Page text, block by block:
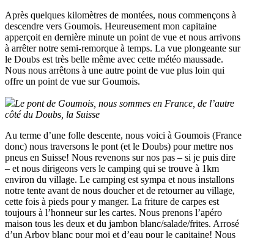
Après quelques kilomètres de montées, nous commençons à
descendre vers Goumois. Heureusement mon capitaine
apperçoit en dernière minute un point de vue et nous arrivons
à arrêter notre semi-remorque à temps. La vue plongeante sur
le Doubs est très belle même avec cette météo maussade.
Nous nous arrêtons à une autre point de vue plus loin qui
offre un point de vue sur Goumois.
Le pont de Goumois, nous sommes en France, de l’autre
côté du Doubs, la Suisse
Au terme d’une folle descente, nous voici à Goumois (France
donc) nous traversons le pont (et le Doubs) pour mettre nos
pneus en Suisse! Nous revenons sur nos pas – si je puis dire
– et nous dirigeons vers le camping qui se trouve à 1km
environ du village. Le camping est sympa et nous installons
notre tente avant de nous doucher et de retourner au village,
cette fois à pieds pour y manger. La friture de carpes est
toujours à l’honneur sur les cartes. Nous prenons l’apéro
maison tous les deux et du jambon blanc/salade/frites. Arrosé
d’un Arboy blanc pour moi et d’eau pour le capitaine! Nous